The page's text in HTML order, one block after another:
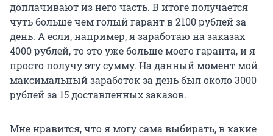
доплачивают из него часть. В итоге получается
чуть больше чем голый гарант в 2100 рублей за
день. А если, например, я заработаю на заказах
4000 рублей, то это уже больше моего гаранта, и я
просто получу эту сумму. На данный момент мой
максимальный заработок за день был около 3000
рублей за 15 доставленных заказов.
Мне нравится, что я могу сама выбирать, в какие